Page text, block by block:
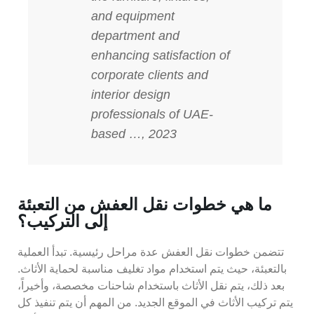
and equipment
department and
enhancing satisfaction of
corporate clients and
interior design
professionals of UAE-
based …, 2023
ما هي خطوات نقل العفش من التعبئة
إلى التركيب؟
تتضمن خطوات نقل العفش عدة مراحل رئيسية. تبدأ العملية
بالتعبئة، حيث يتم استخدام مواد تغليف مناسبة لحماية الأثاث.
بعد ذلك، يتم نقل الأثاث باستخدام شاحنات مخصصة، وأخيراً،
يتم تركيب الأثاث في الموقع الجديد. من المهم أن يتم تنفيذ كل